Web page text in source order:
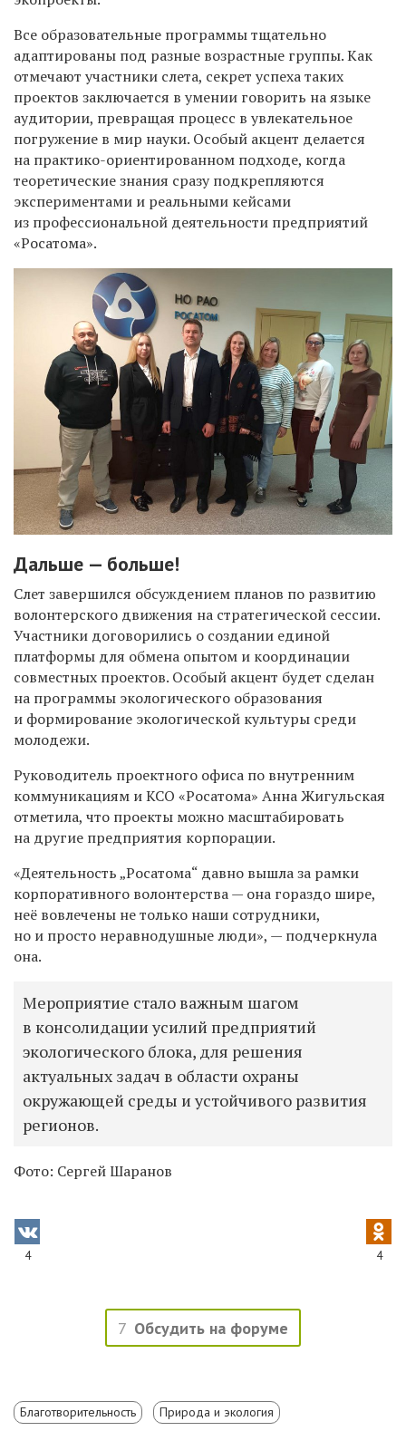
Все образовательные программы тщательно
адаптированы под разные возрастные группы. Как
отмечают участники слета, секрет успеха таких
проектов заключается в умении говорить на языке
аудитории, превращая процесс в увлекательное
погружение в мир науки. Особый акцент делается
на практико-ориентированном подходе, когда
теоретические знания сразу подкрепляются
экспериментами и реальными кейсами
из профессиональной деятельности предприятий
«Росатома».
Дальше — больше!
Слет завершился обсуждением планов по развитию
волонтерского движения на стратегической сессии.
Участники договорились о создании единой
платформы для обмена опытом и координации
совместных проектов. Особый акцент будет сделан
на программы экологического образования
и формирование экологической культуры среди
молодежи.
Руководитель проектного офиса по внутренним
коммуникациям и КСО «Росатома» Анна Жигульская
отметила, что проекты можно масштабировать
на другие предприятия корпорации.
«Деятельность „Росатома“ давно вышла за рамки
корпоративного волонтерства — она гораздо шире,
неё вовлечены не только наши сотрудники,
но и просто неравнодушные люди», — подчеркнула
она.
Мероприятие стало важным шагом
в консолидации усилий предприятий
экологического блока, для решения
актуальных задач в области охраны
окружающей среды и устойчивого развития
регионов.
Фото: Сергей Шаранов
4 4
7 Обсудить на форуме
Благотворительность Природа и экология